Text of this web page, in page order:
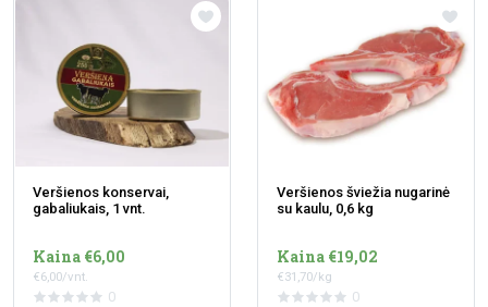
Veršienos konservai,
gabaliukais, 1 vnt.
Kaina €6,00
€6,00/vnt.
0
Veršienos šviežia nugarinė
su kaulu, 0,6 kg
Kaina €19,02
€31,70/kg
0